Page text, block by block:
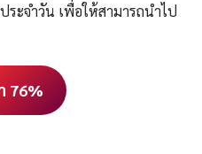
ะจำวัน เพื่อให้สามารถนำไป
76%